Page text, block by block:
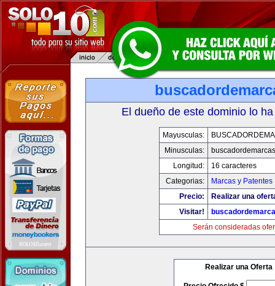
El dueño de este dominio lo
Mayusculas:
Minusculas:
Longitud:
16 caracteres
Categorias:
Marcas y Patentes
Precio:
Realizar una
Visitar!
Serán consideradas
Realizar una Oferta